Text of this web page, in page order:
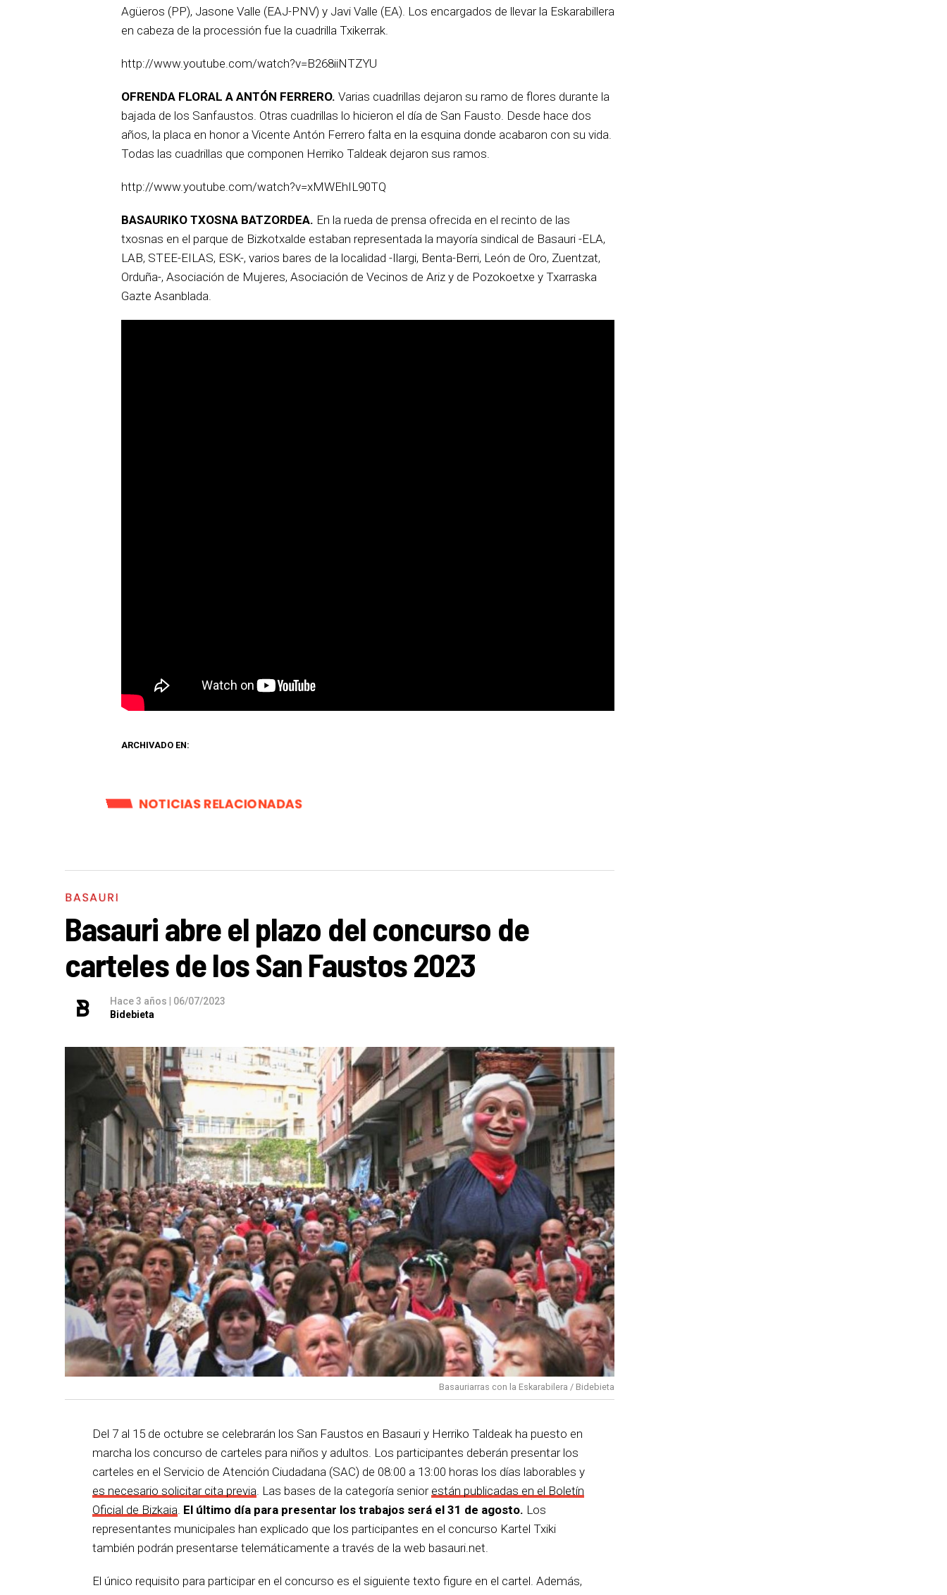
Agüeros (PP), Jasone Valle (EAJ-PNV) y Javi Valle (EA). Los encargados de llevar la Eskarabillera
en cabeza de la processión fue la cuadrilla Txikerrak.
http://www.youtube.com/watch?v=B268iiNTZYU
OFRENDA FLORAL A ANTÓN FERRERO. Varias cuadrillas dejaron su ramo de flores durante la
bajada de los Sanfaustos. Otras cuadrillas lo hicieron el día de San Fausto. Desde hace dos
años, la placa en honor a Vicente Antón Ferrero falta en la esquina donde acabaron con su vida.
Todas las cuadrillas que componen Herriko Taldeak dejaron sus ramos.
http://www.youtube.com/watch?v=xMWEhIL90TQ
BASAURIKO TXOSNA BATZORDEA. En la rueda de prensa ofrecida en el recinto de las
txosnas en el parque de Bizkotxalde estaban representada la mayoría sindical de Basauri -ELA,
LAB, STEE-EILAS, ESK-, varios bares de la localidad -Ilargi, Benta-Berri, León de Oro, Zuentzat,
Orduña-, Asociación de Mujeres, Asociación de Vecinos de Ariz y de Pozokoetxe y Txarraska
Gazte Asanblada.
ARCHIVADO EN:
NOTICIAS RELACIONADAS
BASAURI
Basauri abre el plazo del concurso de
carteles de los San Faustos 2023
Hace 3 años | 06/07/2023
Bidebieta
Basauriarras con la Eskarabilera / Bidebieta
Del 7 al 15 de octubre se celebrarán los San Faustos en Basauri y Herriko Taldeak ha puesto en
marcha los concurso de carteles para niños y adultos. Los participantes deberán presentar los
carteles en el Servicio de Atención Ciudadana (SAC) de 08:00 a 13:00 horas los días laborables y
es necesario solicitar cita previa . Las bases de la categoría senior están publicadas en el Boletín
Oficial de Bizkaia El último día para presentar los trabajos será el 31 de agosto. Los
representantes municipales han explicado que los participantes en el concurso Kartel Txiki
también podrán presentarse telemáticamente a través de la web basauri.net.
El único requisito para participar en el concurso es el siguiente texto figure en el cartel. Además,